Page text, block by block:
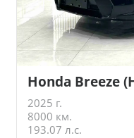
Honda Breeze
2025 г.
8000 км.
193.07 л.с.